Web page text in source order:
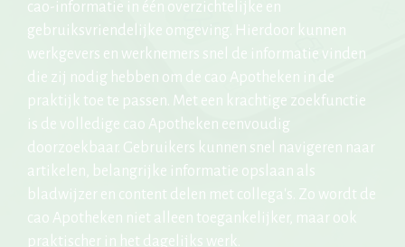
cao-informatie in één overzichtelijke en
gebruiksvriendelijke omgeving. Hierdoor kunnen
werkgevers en werknemers snel de informatie vinden
die zij nodig hebben om de cao Apotheken in de
praktijk toe te passen. Met een krachtige zoekfunctie
is de volledige cao Apotheken eenvoudig
doorzoekbaar. Gebruikers kunnen snel navigeren naar
artikelen, belangrijke informatie opslaan als
bladwijzer en content delen met collega's. Zo wordt de
cao Apotheken niet alleen toegankelijker, maar ook
praktischer in het dagelijks werk.